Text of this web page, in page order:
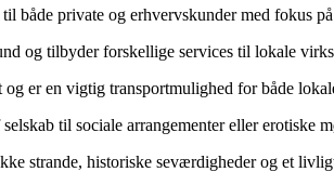
private og erhvervskunder med fokus
og tilbyder forskellige services til lokale
er en vigtig transportmulighed for både
til sociale arrangementer eller erotiske
strande, historiske seværdigheder og et